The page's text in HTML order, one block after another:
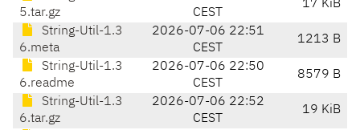
5.tar.gz
CEST
17 KiB
String-Util-1.3
6.meta
2026-07-06 22:51
CEST
1213 B
String-Util-1.3
6.readme
2026-07-06 22:50
CEST
8579 B
String-Util-1.3
6.tar.gz
2026-07-06 22:52
CEST
19 KiB